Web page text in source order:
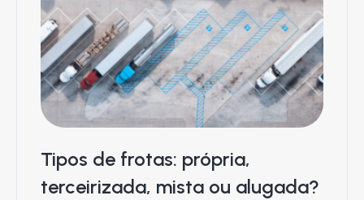
Tipos de frotas: própria,
terceirizada, mista ou alugada?